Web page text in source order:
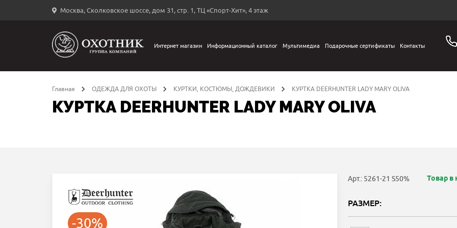
Москва, Сколковское шоссе, дом 31, стр. 1, ТЦ «Спорт-Хит», 4 этаж
←
Интернет магазин Информационный каталог Мультимедиа Подарочные сертификаты Контакты
Главная ОДЕЖДА ДЛЯ ОХОТЫ КУРТКИ, КОСТЮМЫ, ДОЖДЕВИКИ КУРТКА DEERHUNTER LADY MARY OLIVA
КУРТКА DEERHUNTER LADY MARY OLIVA
-30%
Арт.: 5261-21 S50% Товар в
РАЗМЕР: